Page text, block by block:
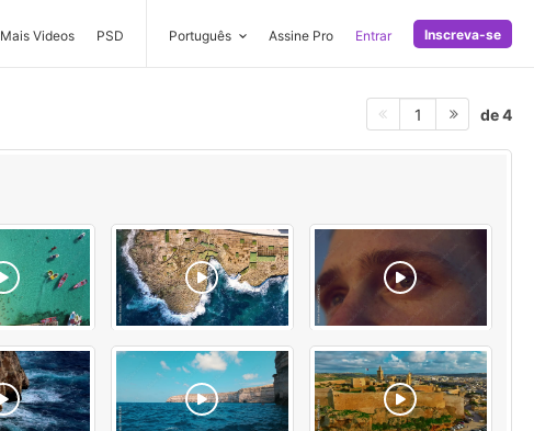
Mais Videos PSD Português Assine Pro Entrar Inscreva-se
1 de 4